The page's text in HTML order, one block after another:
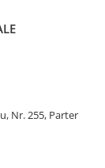
Nr. 255, Parter